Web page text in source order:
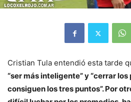
Cristian Tula entendió esta tarde
“ser más inteligente” y “cerrar
consiguen los tres puntos”. Por